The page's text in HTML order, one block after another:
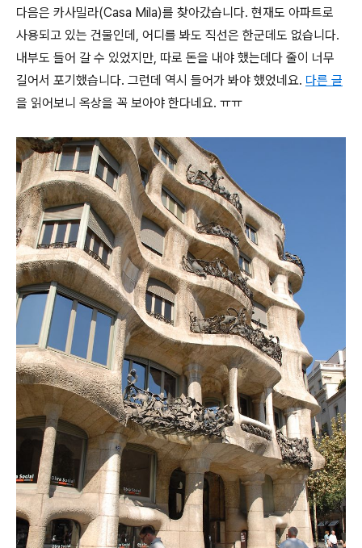
다음은 카사밀라(Casa Mila)를 찾아갔습니다. 현재도 아파트로
사용되고 있는 건물인데, 어디를 봐도 직선은 한군데도 없습니다.
내부도 들어 갈 수 있었지만, 따로 돈을 내야 했는데다 줄이 너무
길어서 포기했습니다. 그런데 역시 들어가 봐야 했었네요. 다른 글
을 읽어보니 옥상을 꼭 보아야 한다네요. ㅠㅠ